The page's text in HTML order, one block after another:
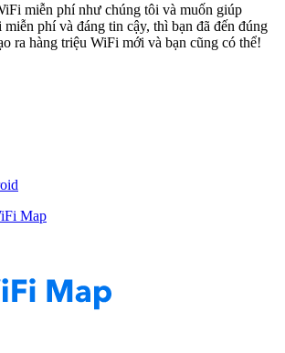
miễn phí như chúng tôi và muốn giúp
phí và đáng tin cậy, thì bạn đã đến đúng
ra hàng triệu WiFi mới và bạn cũng có thể!
Map